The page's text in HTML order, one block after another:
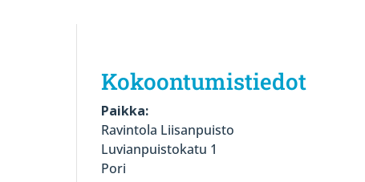
Kokoontumistiedot
Paikka:
Ravintola Liisanpuisto
Luvianpuistokatu 1
Pori